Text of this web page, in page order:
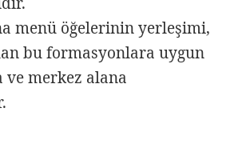
menü öğelerinin yerleşimi,
bu formasyonlara uygun
ve merkez alana